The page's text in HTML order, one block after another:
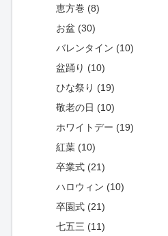
恵方巻 (8)
お盆 (30)
バレンタイン (10)
盆踊り (10)
ひな祭り (19)
敬老の日 (10)
ホワイトデー (19)
紅葉 (10)
卒業式 (21)
ハロウィン (10)
卒園式 (21)
七五三 (11)